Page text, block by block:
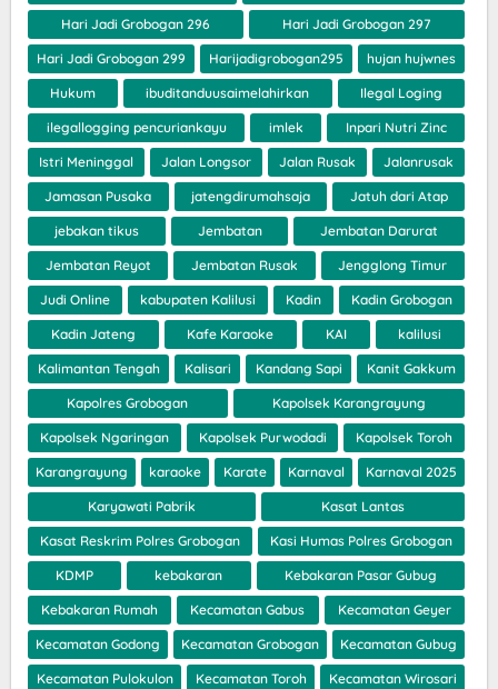
Hari Jadi Grobogan 296 Hari Jadi Grobogan 297
Hari Jadi Grobogan 299 Harijadigrobogan295 hujan hujwnes
Hukum ibuditanduusaimelahirkan Ilegal Loging
ilegallogging pencuriankayu imlek Inpari Nutri Zinc
Istri Meninggal Jalan Longsor Jalan Rusak Jalanrusak
Jamasan Pusaka jatengdirumahsaja Jatuh dari Atap
jebakan tikus Jembatan Jembatan Darurat
Jembatan Reyot Jembatan Rusak Jengglong Timur
Judi Online kabupaten Kalilusi Kadin Kadin Grobogan
Kadin Jateng Kafe Karaoke KAI kalilusi
Kalimantan Tengah Kalisari Kandang Sapi Kanit Gakkum
Kapolres Grobogan Kapolsek Karangrayung
Kapolsek Ngaringan Kapolsek Purwodadi Kapolsek Toroh
Karangrayung karaoke Karate Karnaval Karnaval 2025
Karyawati Pabrik Kasat Lantas
Kasat Reskrim Polres Grobogan Kasi Humas Polres Grobogan
KDMP kebakaran Kebakaran Pasar Gubug
Kebakaran Rumah Kecamatan Gabus Kecamatan Geyer
Kecamatan Godong Kecamatan Grobogan Kecamatan Gubug
Kecamatan Pulokulon Kecamatan Toroh Kecamatan Wirosari